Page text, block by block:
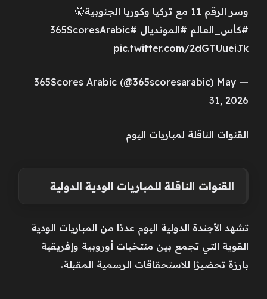
وسر الرقم 11 مع تركيا وكوريا الجنوبية🤫
#كأس_العالم #المونديال #365ScoresArabic
pic.twitter.com/2dGTUueiJk
— 365Scores Arabic (@365scoresarabic) May
31, 2026
القنوات الناقلة لمباريات اليوم
القنوات الناقلة للمباريات الودية الدولية
تشهد الأجندة الدولية اليوم عددًا من المباريات الودية
القوية التي تجمع بين منتخبات أوروبية وإفريقية
بارزة تحضيرًا للاستحقاقات الرسمية المقبلة.